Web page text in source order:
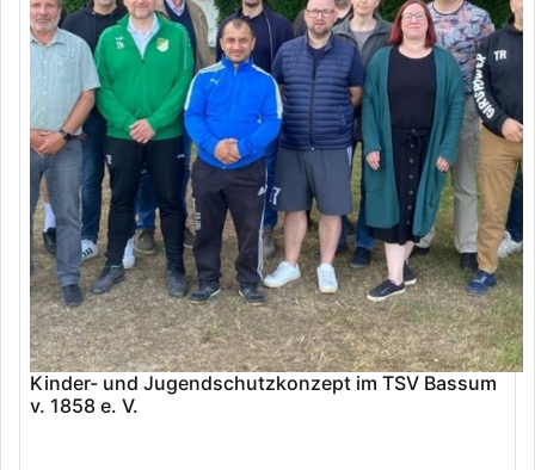
Kinder- und Jugendschutzkonzept im TSV Bassum
v. 1858 e. V.